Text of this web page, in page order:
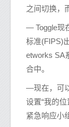
之间切换，
— Toggle现
标准(FIPS)
etworks SA
合中。
—现在，可
设置“我的
紧急响应小